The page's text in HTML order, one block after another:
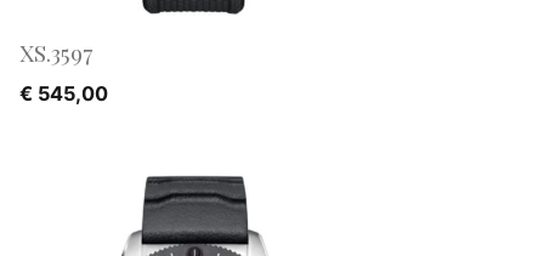
XS.3597
€ 545,00